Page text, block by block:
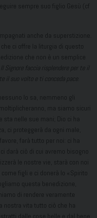
sempre suo figlio Gesù (cf
anche da superstizione.
ci offre la liturgia di questo
che non è un semplice
faccia risplendere per te il
il suo volto e ti conceda pace
lo sa, nemmeno gli
ma siamo sicuri
sta nelle sue mani; Dio ci ha
ci proteggerà da ogni male,
farà tutto per noi: ci ha
darà ciò di cui avremo bisogno
le nostre vie, starà con noi
figli e ci donerà lo «Spirito
questa benedizione,
di rendere veramente
nostra vita tutto ciò che ha
dalle cose belle e dal bene,